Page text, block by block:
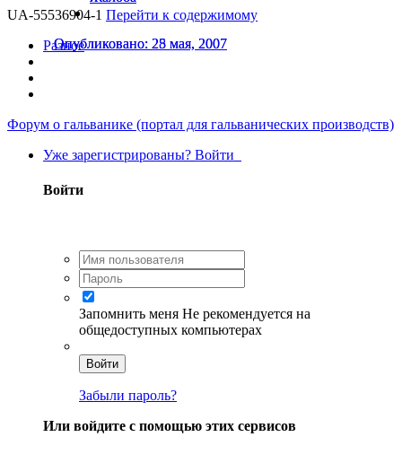
UA-55536904-1 Перейти к содержимому
Разное
Форум о гальванике (портал для гальванических производств)
Уже зарегистрированы? Войти
Войти
Запомнить меня Не рекомендуется на
общедоступных компьютерах
Войти
Забыли пароль?
Или войдите с помощью этих сервисов
Опубликовано: 25 мая, 2007
Опубликовано: 28 мая, 2007